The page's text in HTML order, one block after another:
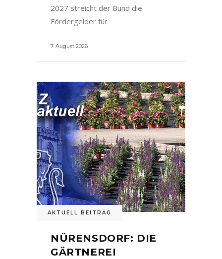
2027 streicht der Bund die
Fördergelder für
7. August 2026
AKTUELL BEITRAG
NÜRENSDORF: DIE
GÄRTNEREI